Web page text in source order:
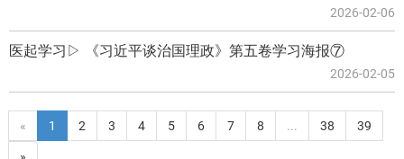
2026-02-06
医起学习▷ 《习近平谈治国理政》第五卷学习海报⑦
2026-02-05
« 1 2 3 4 5 6 7 8 ... 38 39